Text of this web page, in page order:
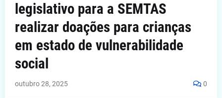
legislativo para a SEMTAS
realizar doações para crianças
em estado de vulnerabilidade
social
outubro 28, 2025 0